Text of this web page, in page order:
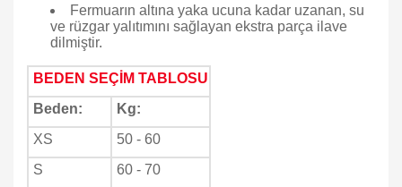
Fermuarın altına yaka ucuna kadar uzanan, su
ve rüzgar yalıtımını sağlayan ekstra parça ilave
dilmiştir.
BEDEN SEÇİM TABLOSU
Beden:
Kg:
XS
50 - 60
S
60 - 70